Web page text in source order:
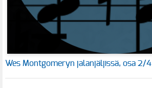
Wes Montgomeryn jalanjäljissä, osa 2/4